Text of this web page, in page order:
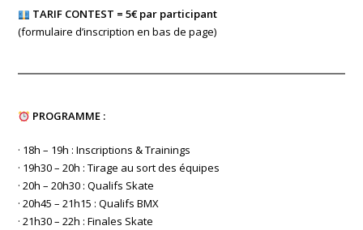
TARIF CONTEST = 5€ par participant
(formulaire d’inscription en bas de page)
PROGRAMME :
· 18h – 19h : Inscriptions & Trainings
· 19h30 – 20h : Tirage au sort des équipes
· 20h – 20h30 : Qualifs Skate
· 20h45 – 21h15 : Qualifs BMX
· 21h30 – 22h : Finales Skate